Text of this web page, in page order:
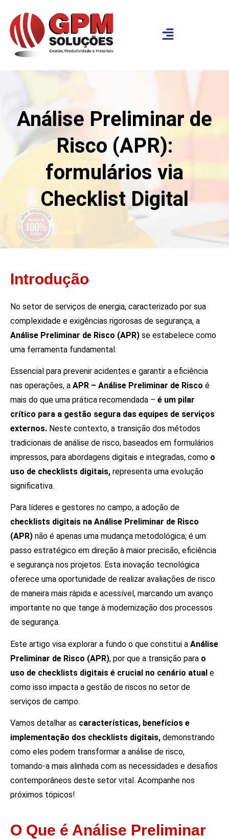
Análise Preliminar de
Risco (APR):
formulários via
Checklist Digital
Introdução
No setor de serviços de energia, caracterizado por sua
complexidade e exigências rigorosas de segurança, a
Análise Preliminar de Risco (APR) se estabelece como
uma ferramenta fundamental.
Essencial para prevenir acidentes e garantir a eficiência
nas operações, a APR – Análise Preliminar de Risco é
mais do que uma prática recomendada – é um pilar
crítico para a gestão segura das equipes de serviços
externos. Neste contexto, a transição dos métodos
tradicionais de análise de risco, baseados em formulários
impressos, para abordagens digitais e integradas, como o
uso de checklists digitais, representa uma evolução
significativa.
Para líderes e gestores no campo, a adoção de
checklists digitais na Análise Preliminar de Risco
(APR) não é apenas uma mudança metodológica; é um
passo estratégico em direção à maior precisão, eficiência
e segurança nos projetos. Esta inovação tecnológica
oferece uma oportunidade de realizar avaliações de risco
de maneira mais rápida e acessível, marcando um avanço
importante no que tange à modernização dos processos
de segurança.
Este artigo visa explorar a fundo o que constitui a Análise
Preliminar de Risco (APR), por que a transição para o
uso de checklists digitais é crucial no cenário atual e
como isso impacta a gestão de riscos no setor de
serviços de campo.
Vamos detalhar as características, benefícios e
implementação dos checklists digitais, demonstrando
como eles podem transformar a análise de risco,
tornando-a mais alinhada com as necessidades e desafios
contemporâneos deste setor vital. Acompanhe nos
próximos tópicos!
O Que é Análise Preliminar